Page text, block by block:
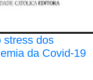
stress dos
da Covid-19